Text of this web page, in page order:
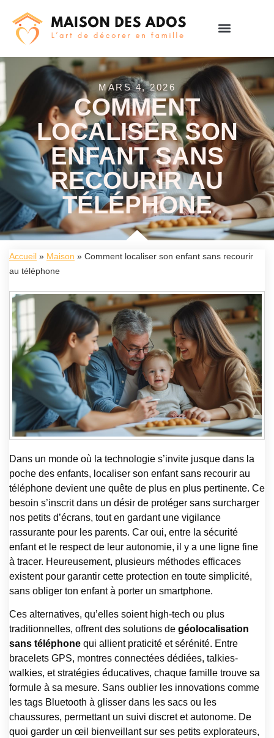
MARS 4, 2026
COMMENT
LOCALISER SON
ENFANT SANS
RECOURIR AU
TÉLÉPHONE
Accueil » Maison » Comment localiser son enfant sans recourir
au téléphone
Dans un monde où la technologie s’invite jusque dans la
poche des enfants, localiser son enfant sans recourir au
téléphone devient une quête de plus en plus pertinente. Ce
besoin s’inscrit dans un désir de protéger sans surcharger
nos petits d’écrans, tout en gardant une vigilance
rassurante pour les parents. Car oui, entre la sécurité
enfant et le respect de leur autonomie, il y a une ligne fine
à tracer. Heureusement, plusieurs méthodes efficaces
existent pour garantir cette protection en toute simplicité,
sans obliger ton enfant à porter un smartphone.
Ces alternatives, qu’elles soient high-tech ou plus
traditionnelles, offrent des solutions de géolocalisation
sans téléphone qui allient praticité et sérénité. Entre
bracelets GPS, montres connectées dédiées, talkies-
walkies, et stratégies éducatives, chaque famille trouve sa
formule à sa mesure. Sans oublier les innovations comme
les tags Bluetooth à glisser dans les sacs ou les
chaussures, permettant un suivi discret et autonome. De
quoi garder un œil bienveillant sur ses petits explorateurs,